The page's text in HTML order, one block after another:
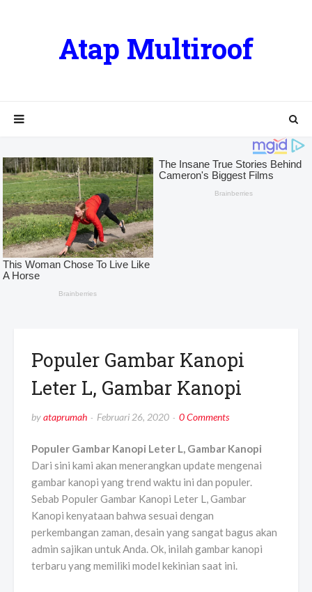
Atap Multiroof
Populer Gambar Kanopi
Leter L, Gambar Kanopi
byataprumah Februari 26, 2020 0 Comments
Populer Gambar Kanopi Leter L, Gambar Kanopi
Dari sini kami akan menerangkan update mengenai
gambar kanopi yang trend waktu ini dan populer.
Sebab Populer Gambar Kanopi Leter L, Gambar
Kanopi kenyataan bahwa sesuai dengan
perkembangan zaman, desain yang sangat bagus akan
admin sajikan untuk Anda. Ok, inilah gambar kanopi
terbaru yang memiliki model kekinian saat ini.